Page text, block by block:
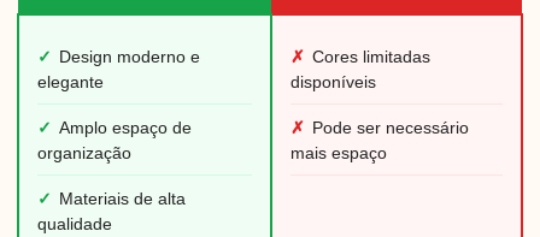
✓
Design moderno e
elegante
✓ Amplo espaço de
organização
✓
Materiais de alta
qualidade
✗ Cores limitadas
disponíveis
✗ Pode ser necessário
mais espaço